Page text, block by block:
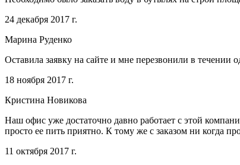
24 декабря 2017 г.
Марина Руденко
Оставила заявку на сайте и мне перезвонили в
18 ноября 2017 г.
Кристина Новикова
Наш офис уже достаточно давно работает с этой
просто ее пить приятно. К тому же с заказом ни когда
11 октября 2017 г.